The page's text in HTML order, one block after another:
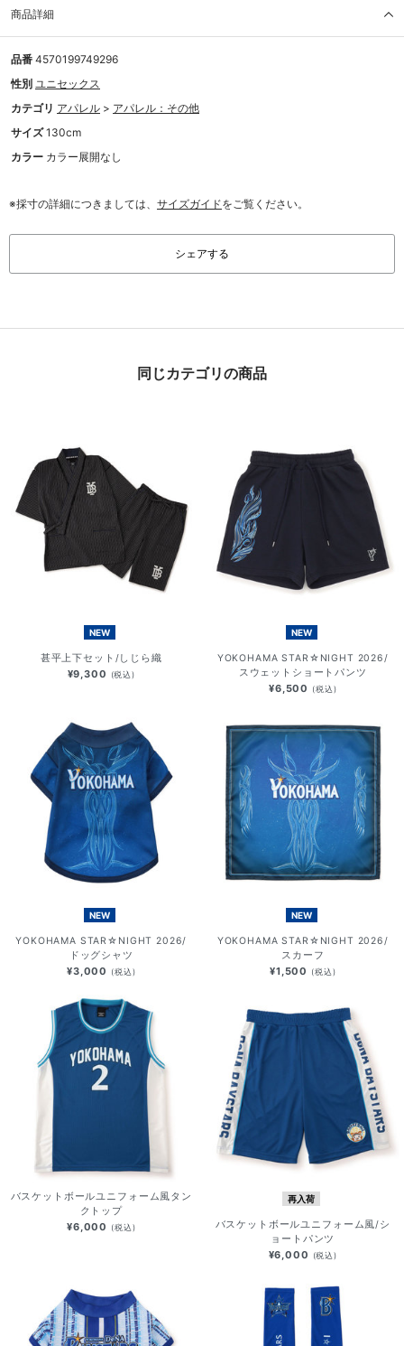
商品詳細
品番 4570199749296
性別 ユニセックス
カテゴリ アパレル > アパレル：その他
サイズ 130cm
カラー カラー展開なし
※採寸の詳細につきましては、 サイズガイドをご覧ください。
シェアする
同じカテゴリの商品
NEW
甚平上下セット/しじら織
¥9,300 (税込)
NEW
YOKOHAMA STAR☆NIGHT 2026/
スウェットショートパンツ
¥6,500 (税込)
NEW
YOKOHAMA STAR☆NIGHT 2026/
ドッグシャツ
¥3,000 (税込)
NEW
YOKOHAMA STAR☆NIGHT 2026/
スカーフ
¥1,500 (税込)
バスケットボールユニフォーム風タン
クトップ
¥6,000 (税込)
再入荷
バスケットボールユニフォーム風/シ
ョートパンツ
¥6,000 (税込)